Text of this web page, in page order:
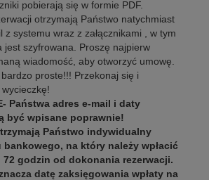
pobierają się w formie PDF.
otrzymają Państwo natychmiast
z systemu wraz z załącznikami , w tym
jest szyfrowana. Proszę najpierw
wiadomość, aby otworzyć umowę.
proste!!! Przekonaj się i
Państwa adres e-mail i daty
być wpisane poprawnie!
Państwo indywidualny
bankowego, na który należy wpłacić
72 godzin od dokonania rezerwacji.
datę zaksięgowania wpłaty na